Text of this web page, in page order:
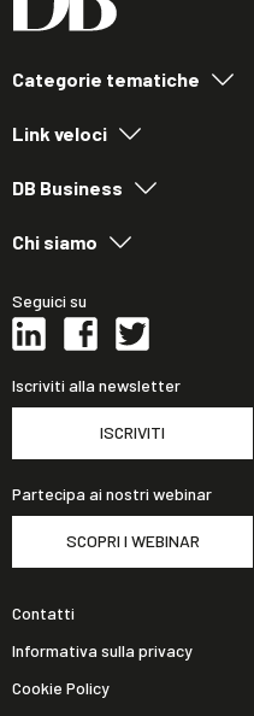
Categorie tematiche
Link veloci
DB Business
Chi siamo
Seguici su
Iscriviti alla newsletter
ISCRIVITI
Partecipa ai nostri webinar
SCOPRI I WEBINAR
Contatti
Informativa sulla privacy
Cookie Policy